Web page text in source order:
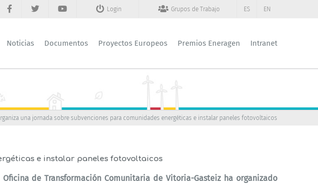
Login Grupos de Trabajo ES EN
Noticias Documentos Proyectos Europeos Premios Eneragen Intranet
una jornada sobre subvenciones para comunidades energéticas e instalar paneles fotovoltaicos
e instalar paneles fotovoltaicos
de Transformación Comunitaria de Vitoria-Gasteiz ha organizado